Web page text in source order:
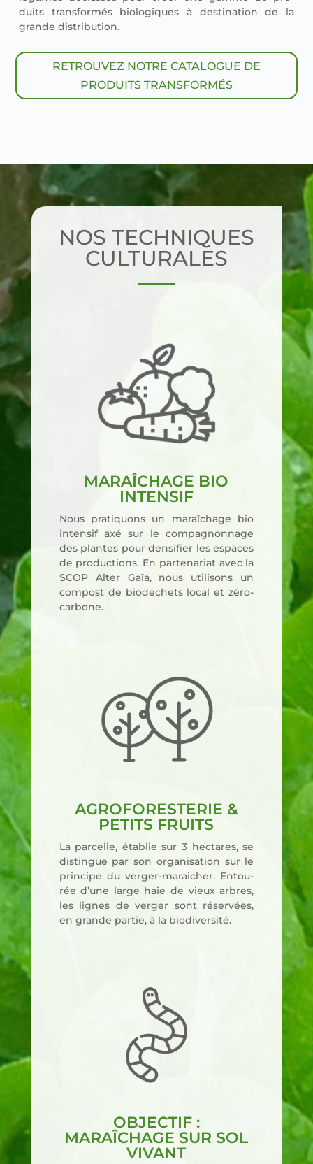
duits trans­for­més bio­lo­giques à des­ti­na­tion de la
grande dis­tri­bu­tion.
RETROUVEZ NOTRE CATALOGUE DE
PRODUITS TRANSFORMÉS
NOS TECHNIQUES
CULTURALES
MARAÎCHAGE BIO
INTENSIF
Nous pra­ti­quons un maraî­chage bio
inten­sif axé sur le com­pa­gnon­nage
des plantes pour den­si­fier les espaces
de pro­duc­tions. En par­te­na­riat avec la
SCOP Alter Gaïa, nous uti­li­sons un
com­post de bio­de­chets local et zéro-
car­bone.
AGROFORESTERIE &
PETITS FRUITS
La par­celle, éta­blie sur 3 hec­tares, se
dis­tingue par son orga­ni­sa­tion sur le
prin­cipe du ver­ger-marai­cher. Entou­
rée d’une large haie de vieux arbres,
les lignes de ver­ger sont réser­vées,
en grande par­tie, à la bio­di­ver­si­té.
OBJECTIF :
MARAÎCHAGE SUR SOL
VIVANT